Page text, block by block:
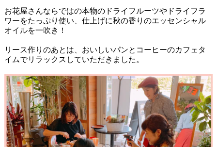
お花屋さんならではの本物のドライフルーツやドライフラ
ワーをたっぷり使い、仕上げに秋の香りのエッセンシャル
オイルを一吹き！
リース作りのあとは、おいしいパンとコーヒーのカフェタ
イムでリラックスしていただきました。